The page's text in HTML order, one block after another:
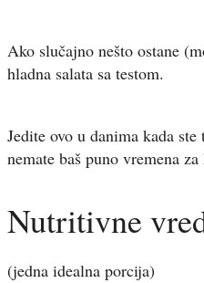
Ako slučajno nešto ostane
hladna salata sa testom.
Jedite ovo u danima kada
nemate baš puno vremena
Nutritivne
(jedna idealna porcija)